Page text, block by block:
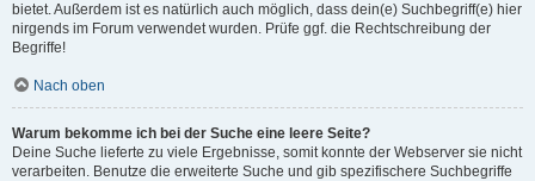
bietet. Außerdem ist es natürlich auch möglich, dass dein(e) Suchbegriff(e) hier
nirgends im Forum verwendet wurden. Prüfe ggf. die Rechtschreibung der
Begriffe!
Nach oben
Warum bekomme ich bei der Suche eine leere Seite?
Deine Suche lieferte zu viele Ergebnisse, somit konnte der Webserver sie nicht
verarbeiten. Benutze die erweiterte Suche und gib spezifischere Suchbegriffe